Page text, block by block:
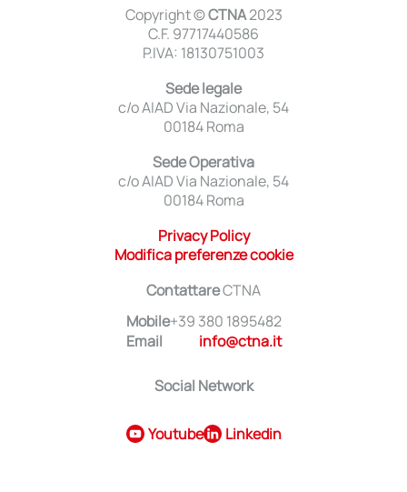
Copyright ©CTNA2023
C.F. 97717440586
P.IVA: 18130751003
Sede legale
c/o AIAD Via Nazionale, 54
00184 Roma
Sede Operativa
c/o AIAD Via Nazionale, 54
00184 Roma
Privacy Policy
Modifica preferenze cookie
ContattareCTNA
Mobile+39 380 1895482
Email
info@ctna.it
Social Network
Youtube Linkedin